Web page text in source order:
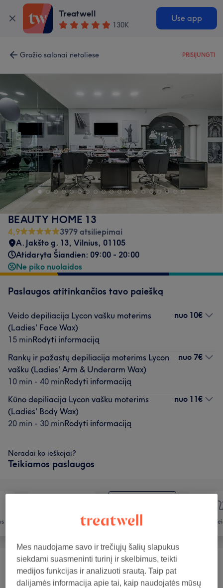
Treatwell
130K
Use app
Grožio salonai netoliese PRISIJUNGTI
BEAUTY HOME 13
4,9
3979 atsiliepimai
A. Jakšto g. 13, Vilnius, 01105
Atidaryta Šiandien: 09:00 - 20:00
Ne piko nuolaidos
Paslaugos atitinkančios tavo paiešką
Veido depiliacija Lycon vašku moterims
(Ladies' Face Wax)
15 minRodyti informaciją
nuo 10€
Rankų ir pažastų depiliacija moterims Lycon
vašku (Ladies' Arm & Underarm Wax)
10 min - 40 minRodyti informaciją
nuo 7€
Kūno depiliacija Lycon vašku moterims
(Ladies' Body Wax)
20 min - 30 minRodyti informaciją
nuo 11€
Neradai ko ieškojai?
Teikiamos paslaugos
Depiliacija
Depiliacija Lycon Vašku Moterims (Ladies'
Wax) (6)
nuo 7€
Mes naudojame savo ir trečiųjų šalių slapukus
siekdami suasmeninti turinį ir skelbimus, teikti
medijos funkcijas ir analizuoti srautą. Taip pat
dalijamės informacija apie tai, kaip naudojatės mūsų